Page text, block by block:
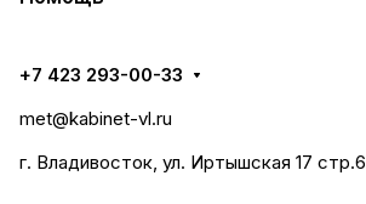
+7 423 293-00-33
met@kabinet-vl.ru
г. Владивосток, ул. Иртышская 17 стр.6